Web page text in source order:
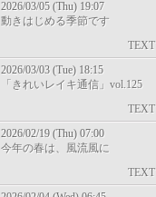
2026/03/05 (Thu) 19:07
動きはじめる季節です
TEXT
2026/03/03 (Tue) 18:15
「きれいレイキ通信」vol.125
TEXT
2026/02/19 (Thu) 07:00
今年の春は、風流風に
TEXT